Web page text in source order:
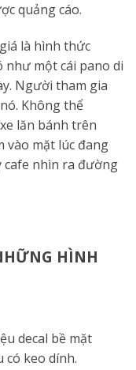
quảng cáo.
là hình thức
như một cái pano di
Người tham gia
Không thể
lăn bánh trên
vào mặt lúc đang
cafe nhìn ra đường
HÌNH
decal bề mặt
có keo dính.